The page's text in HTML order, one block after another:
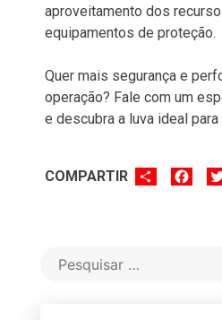
aproveitamento dos
equipamentos de proteção.
Quer mais segurança e
operação? Fale com um
e descubra a luva ideal
COMPARTIR SHARE